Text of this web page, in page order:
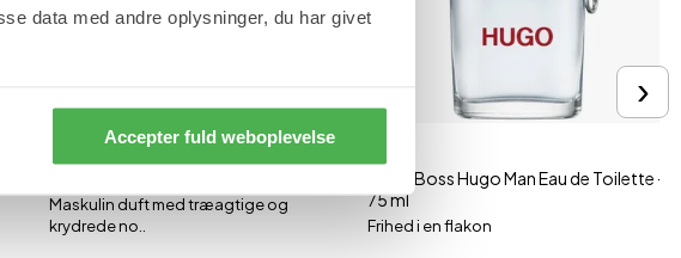
data med andre oplysninger, du har givet
Accepter fuld weboplevelse
Maskulin duft med træagtige og
krydrede no..
Hugo Boss Hugo Man Eau de Toilette -
75 ml
Frihed i en flakon
›